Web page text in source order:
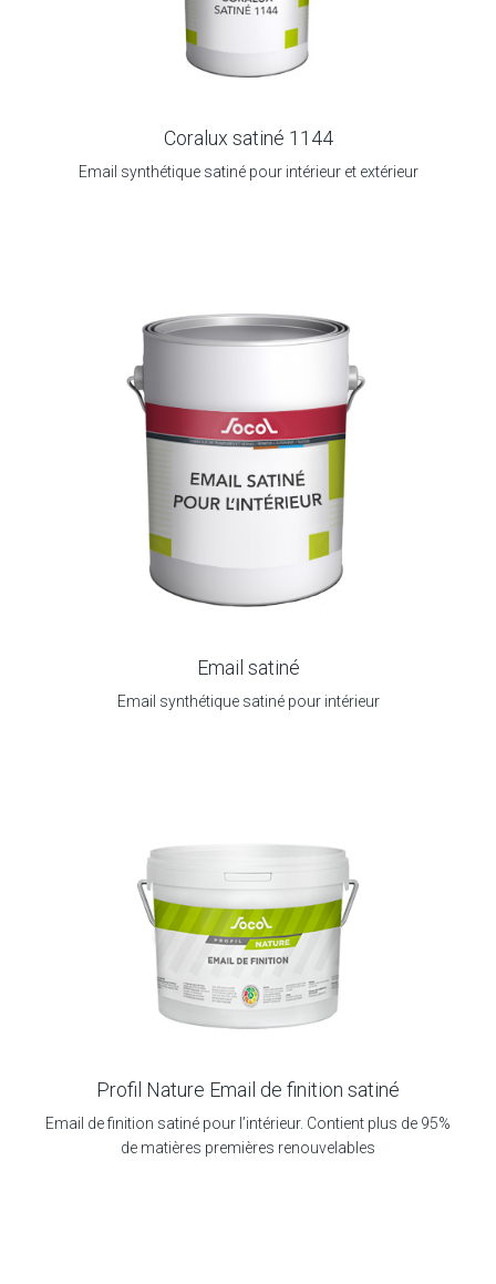
Coralux satiné 1144
Email synthétique satiné pour intérieur et extérieur
Email satiné
Email synthétique satiné pour intérieur
Profil Nature Email de finition satiné
Email de finition satiné pour l’intérieur. Contient plus de 95%
de matières premières renouvelables